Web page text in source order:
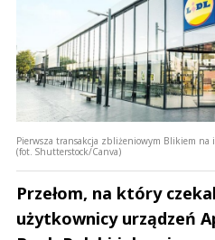
Pierwsza transakcja zbliżeniowym Blikiem na
(fot. Shutterstock/Canva)
Przełom, na który
użytkownicy urządzeń